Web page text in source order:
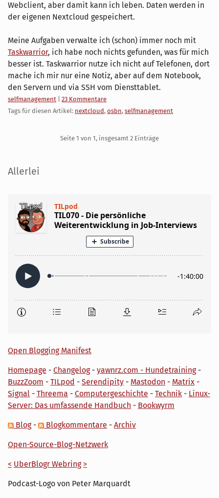
Webclient, aber damit kann ich leben. Daten werden in
der eigenen Nextcloud gespeichert.
Meine Aufgaben verwalte ich (schon) immer noch mit
Taskwarrior, ich habe noch nichts gefunden, was für mich
besser ist. Taskwarrior nutze ich nicht auf Telefonen, dort
mache ich mir nur eine Notiz, aber auf dem Notebook,
den Servern und via SSH vom Diensttablet.
Kategorien:
selfmanagement
23 Kommentare
Tags für diesen Artikel: nextcloud, osbn, selfmanagement
Seite 1 von 1, insgesamt 2 Einträge
Seitenleiste
Allerlei
Open Blogging Manifest
Homepage - Changelog- yawnrz.com - Hundetraining-
BuzzZoom - TILpod - Serendipity - Mastodon - Matrix -
Signal - Threema - Computergeschichte - Technik - Linux-
Server: Das umfassende Handbuch - Bookwyrm
Blog- Blogkommentare - Archiv
Open-Source-Blog-Netzwerk
< UberBlogr Webring >
Podcast-Logo von Peter Marquardt